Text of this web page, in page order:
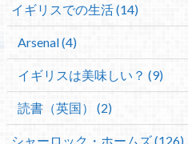
イギリスでの生活 (14)
Arsenal (4)
イギリスは美味しい？ (9)
読書（英国） (2)
シャーロック・ホームズ (126)